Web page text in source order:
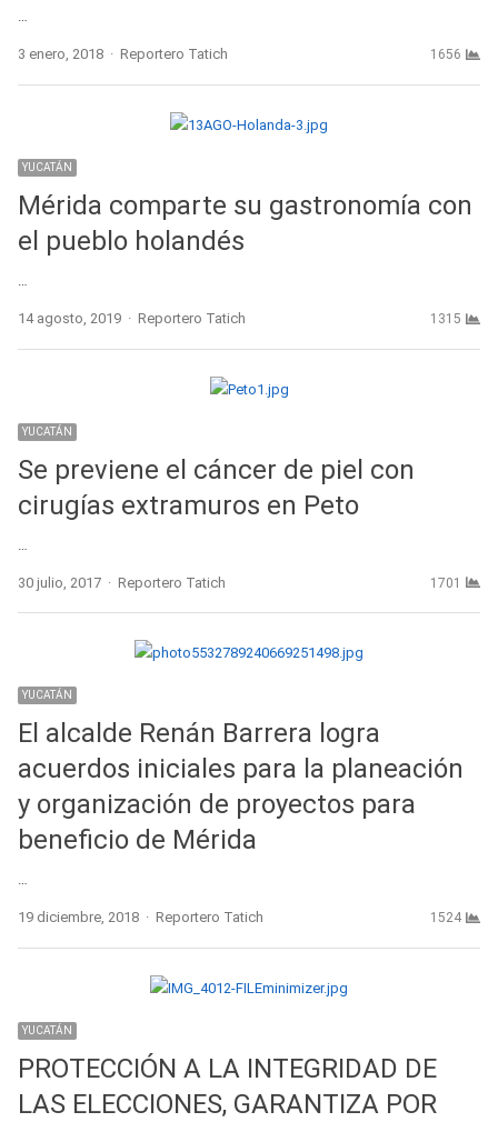
3 enero, 2018 Author
Reportero Tatich 1656
YUCATÁN
Mérida comparte su gastronomía con
el pueblo holandés
14 agosto, 2019 Author
Reportero Tatich 1315
YUCATÁN
Se previene el cáncer de piel con
cirugías extramuros en Peto
30 julio, 2017 Author
Reportero Tatich 1701
YUCATÁN
El alcalde Renán Barrera logra
acuerdos iniciales para la planeación
y organización de proyectos para
beneficio de Mérida
…
19 diciembre, 2018 Author
Reportero Tatich 1524
YUCATÁN
PROTECCIÓN A LA INTEGRIDAD DE
LAS ELECCIONES, GARANTIZA POR